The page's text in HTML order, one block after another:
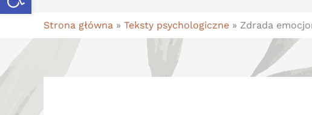
Strona główna » Teksty psychologiczne » Zdrada